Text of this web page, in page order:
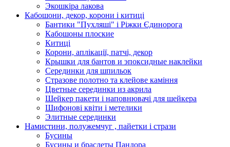
Экошкiра лакова
Кабошони, декор, корони і китиці
Бантики "Пухляші" і Ріжки Єдинорога
Кабошоны плоские
Китиці
Корони, аплікації, патчі, декор
Крышки для бантов и эпоксидные наклейки
Серединки для шпильок
Стразове полотно та клейове каміння
Цветные серединки из акрила
Шейкер пакети і наповнювачі для шейкера
Шифонові квіти і метелики
Элитные серединки
Намистини, полужемчуг , пайетки і стрази
Бусины
Бусины и браслеты Пандора